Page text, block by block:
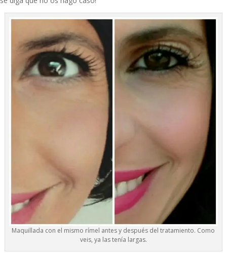
Maquillada con el mismo rímel antes y después del tratamiento. Como
veis, ya las tenía largas.